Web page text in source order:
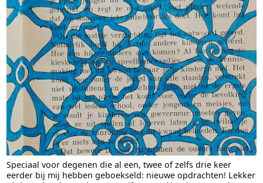
Speciaal voor degenen die al een, twee of zelfs drie keer
eerder bij mij hebben geboekseld: nieuwe opdrachten! Lekker